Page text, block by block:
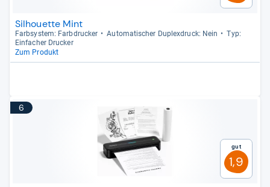
Silhouette Mint
Farb­sys­tem: Farb­dru­cker Auto­ma­ti­scher Duplex­druck: Nein
Typ:
Ein­fa­cher Dru­cker
Zum Produkt
6
Gut
1,9